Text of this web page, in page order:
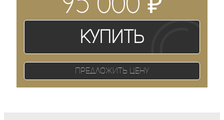
Купить
Предложить цену